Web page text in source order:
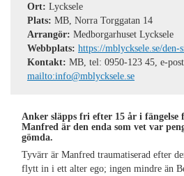
Ort: Lycksele
Plats: MB, Norra Torggatan 14
Arrangör: Medborgarhuset Lycksele
Webbplats: https://mblycksele.se/den-
Kontakt: MB, tel: 0950-123 45, e-
mailto:info@mblycksele.se
Anker släpps fri efter 15 år i
Manfred är den enda som vet var
gömda.
Tyvärr är Manfred traumatiserad efter
flytt in i ett alter ego; ingen mindre än